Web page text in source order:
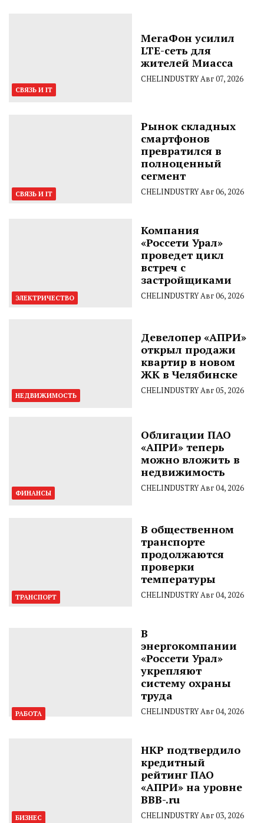
СВЯЗЬ И IT
МегаФон усилил
LTE-сеть для
жителей Миасса
CHELINDUSTRYАвг 07, 2026
СВЯЗЬ И IT
Рынок складных
смартфонов
превратился в
полноценный
сегмент
CHELINDUSTRYАвг 06, 2026
ЭЛЕКТРИЧЕСТВО
Компания
«Россети Урал»
проведет цикл
встреч с
застройщиками
CHELINDUSTRYАвг 06, 2026
НЕДВИЖИМОСТЬ
Девелопер «АПРИ»
открыл продажи
квартир в новом
ЖК в Челябинске
CHELINDUSTRYАвг 05, 2026
ФИНАНСЫ
Облигации ПАО
«АПРИ» теперь
можно вложить в
недвижимость
CHELINDUSTRYАвг 04, 2026
ТРАНСПОРТ
В общественном
транспорте
продолжаются
проверки
температуры
CHELINDUSTRYАвг 04, 2026
РАБОТА
В
энергокомпании
«Россети Урал»
укрепляют
систему охраны
труда
CHELINDUSTRYАвг 04, 2026
БИЗНЕС
НКР подтвердило
кредитный
рейтинг ПАО
«АПРИ» на уровне
BBB-.ru
CHELINDUSTRYАвг 03, 2026